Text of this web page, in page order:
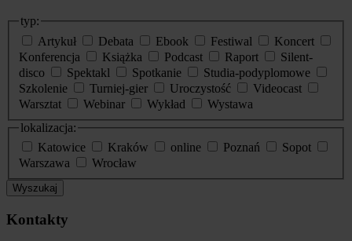
typ:
Artykuł
Debata Ebook Festiwal
Koncert
Konferencja
Książka Podcast Raport
Silent-
disco
Spektakl Spotkanie
Studia-podyplomowe
Szkolenie
Turniej-gier Uroczystość
Videocast
Warsztat
Webinar Wykład
Wystawa
lokalizacja:
Katowice
Kraków online Poznań
Sopot
Warszawa
Wrocław
Wyszukaj
Kontakty